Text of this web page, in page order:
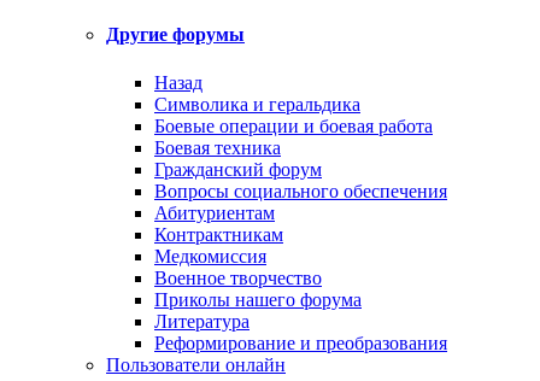
Другие форумы
Назад
Символика и геральдика
Боевые операции и боевая работа
Боевая техника
Гражданский форум
Вопросы социального обеспечения
Абитуриентам
Контрактникам
Медкомиссия
Военное творчество
Приколы нашего форума
Литература
Реформирование и преобразования
Пользователи онлайн